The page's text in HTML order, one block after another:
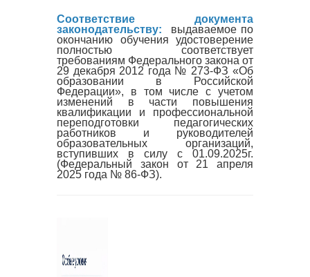
Соответствие документа
законодательству: выдаваемое по
окончанию обучения удостоверение
полностью соответствует
требованиям Федерального закона от
29 декабря 2012 года № 273-ФЗ «Об
образовании в Российской
Федерации», в том числе с учетом
изменений в части повышения
квалификации и профессиональной
переподготовки педагогических
работников и руководителей
образовательных организаций,
вступивших в силу с 01.09.2025г.
(Федеральный закон от 21 апреля
2025 года № 86-ФЗ).